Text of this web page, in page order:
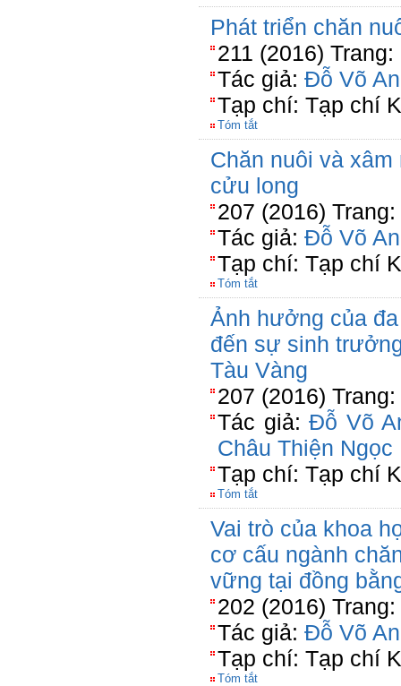
Phát triển chăn
211 (2016) Trang:
Tác giả: Đỗ Võ
Tạp chí: Tạp chí
Tóm tắt
Chăn nuôi và
cửu long
207 (2016)
Tác giả: Đỗ Võ
Tạp chí: Tạp chí
Tóm tắt
Ảnh hưởng của
đến sự sinh
Tàu Vàng
207 (2016)
Tác giả: Đỗ Võ
Châu Thiện Ngọc
Tạp chí: Tạp chí
Tóm tắt
Vai trò của khoa
cơ cấu ngành
vững tại đồng
202 (2016)
Tác giả: Đỗ Võ
Tạp chí: Tạp chí
Tóm tắt